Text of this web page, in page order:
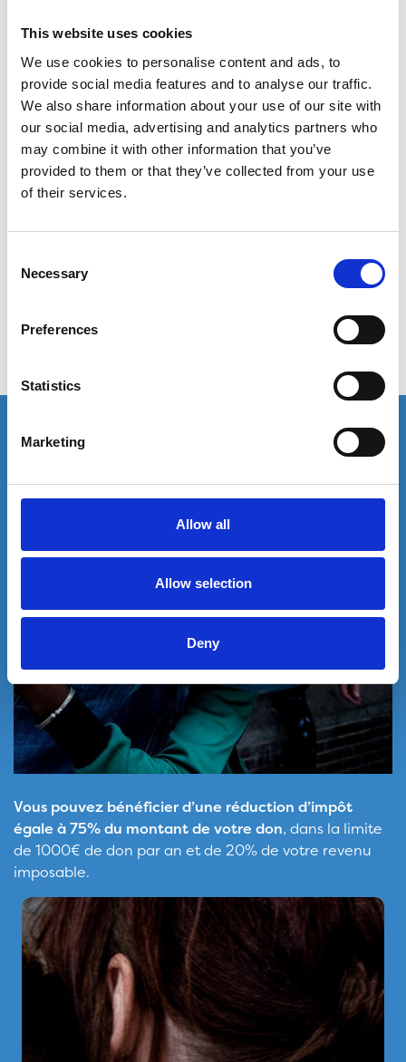
This website uses cookies
We use cookies to personalise content and ads, to
provide social media features and to analyse our traffic.
We also share information about your use of our site with
our social media, advertising and analytics partners who
may combine it with other information that you’ve
provided to them or that they’ve collected from your use
of their services.
Selection
Necessary
Preferences
Statistics
Marketing
Allow all
Allow selection
Deny
Vous pouvez bénéficier d’une réduction d’impôt
égale à 75% du montant de votre don, dans la limite
de 1000€ de don par an et de 20% de votre revenu
imposable.